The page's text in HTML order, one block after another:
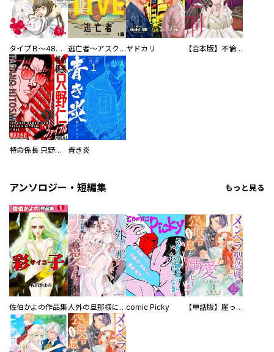
タイプＢ～48時間後、致死率100％～【単話】 逃亡者～アスクレピオスの杖～ヤドカリ 【合本版】不倫処刑
特命係長 只野仁ファイナル 愛蔵版 青き炎
アンソロジー・短編集 もっと見る
佐伯かよの作品集 人外の旦那様に娶られ毎晩ナカまで愛される…。アンソロジーcomic Picky 【単話版】崖っぷち令嬢ですが、意地と策略で幸せになります！シリーズ